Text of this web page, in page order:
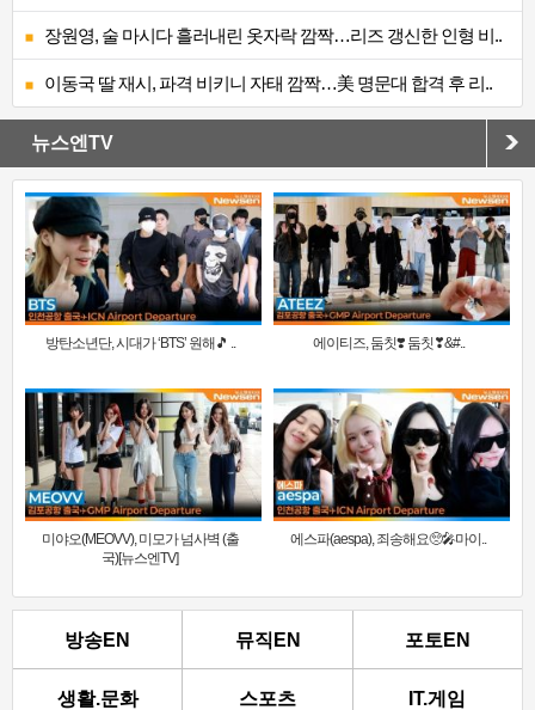
장원영, 술 마시다 흘러내린 옷자락 깜짝…리즈 갱신한 인형 비..
이동국 딸 재시, 파격 비키니 자태 깜짝…美 명문대 합격 후 리..
뉴스엔TV
방탄소년단, 시대가 ‘BTS’ 원해🎵 .. 에이티즈, 둠칫❣️ 둠칫❣&#..
미야오(MEOVV), 미모가 넘사벽 (출
국)[뉴스엔TV]
에스파(aespa), 죄송해요🥺🎤마이..
방송EN 뮤직EN 포토EN
생활.문화 스포츠 IT.게임